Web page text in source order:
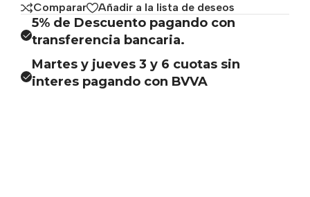
Comparar Añadir a la lista de deseos
5% de Descuento pagando con
transferencia bancaria.
Martes y jueves 3 y 6 cuotas sin
interes pagando con BVVA